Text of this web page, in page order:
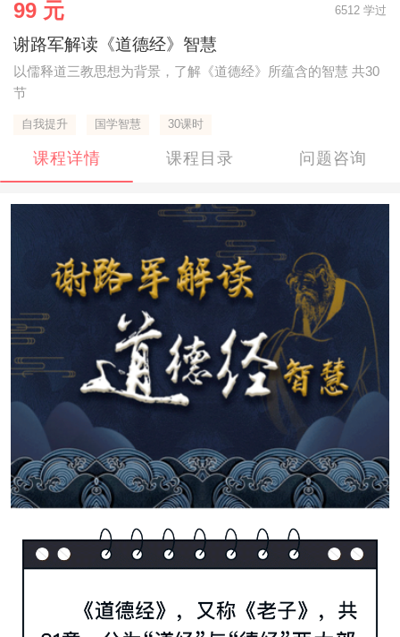
99 元 6512 学过
谢路军解读《道德经》智慧
以儒释道三教思想为背景，了解《道德经》所蕴含的智慧 共30
节
自我提升 国学智慧 30课时
课程详情 课程目录 问题咨询